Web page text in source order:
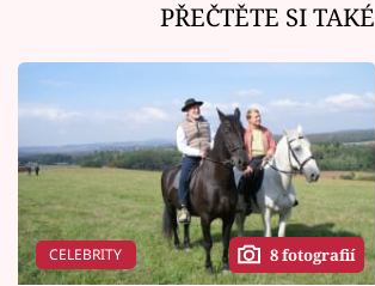
PŘEČTĚTE SI TAKÉ
CELEBRITY 8 fotografií